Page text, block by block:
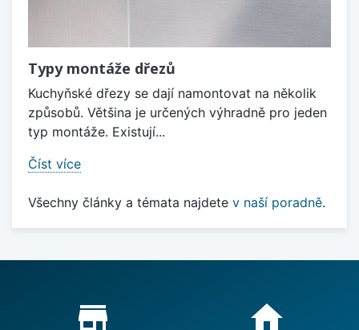
Typy montáže dřezů
Kuchyňské dřezy se dají namontovat na několik
způsobů. Většina je určených výhradně pro jeden
typ montáže. Existují...
Číst více
Všechny články a témata najdete v naší poradně.
Proč nakupovat u nás?
store_mall_directory home